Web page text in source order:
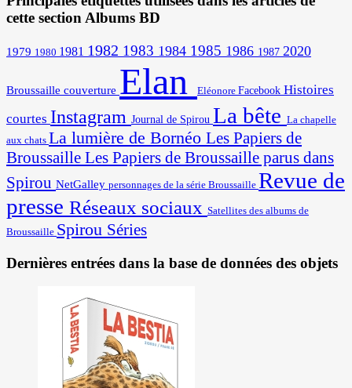
cette section Albums BD
1979 1980 1981 1982 1983 1984 1985 1986 1987 2020
Broussaille couverture Elan Eléonore Facebook Histoires
courtes Instagram Journal de Spirou La bête La chapelle
aux chats La lumière de Bornéo Les Papiers de
Broussaille Les Papiers de Broussaille parus dans
Spirou NetGalley personnages de la série Broussaille Revue de
presse Réseaux sociaux Satellites des albums de
Broussaille Spirou Séries
Dernières entrées dans la base de données des objets